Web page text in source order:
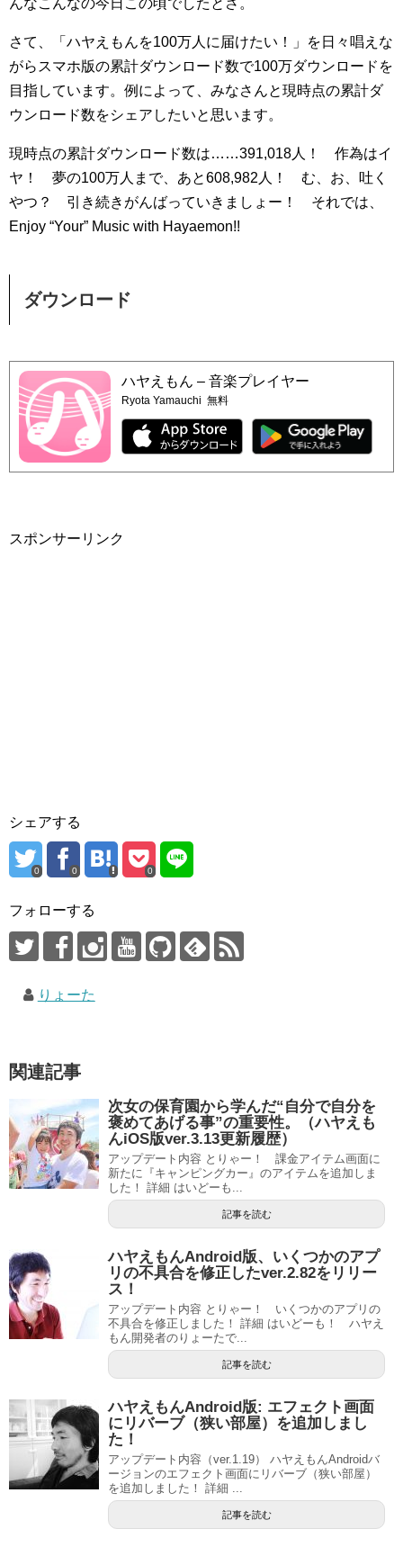
んなこんなの今日この頃でしたとさ。
さて、「ハヤえもんを100万人に届けたい！」を日々唱えな
がらスマホ版の累計ダウンロード数で100万ダウンロードを
目指しています。例によって、みなさんと現時点の累計ダ
ウンロード数をシェアしたいと思います。
現時点の累計ダウンロード数は……391,018人！ 作為はイ
ヤ！ 夢の100万人まで、あと608,982人！ む、お、吐く
やつ？ 引き続きがんばっていきましょー！ それでは、
Enjoy “Your” Music with Hayaemon!!
ダウンロード
ハヤえもん – 音楽プレイヤー
Ryota Yamauchi 無料
スポンサーリンク
シェアする
0 0 0
フォローする
りょーた
関連記事
次女の保育園から学んだ“自分で自分を
褒めてあげる事”の重要性。（ハヤえも
んiOS版ver.3.13更新履歴）
アップデート内容 とりゃー！ 課金アイテム画面に
新たに『キャンピングカー』のアイテムを追加しま
した！ 詳細 はいどーも...
記事を読む
ハヤえもんAndroid版、いくつかのアプ
リの不具合を修正したver.2.82をリリー
ス！
アップデート内容 とりゃー！ いくつかのアプリの
不具合を修正しました！ 詳細 はいどーも！ ハヤえ
もん開発者のりょーたで...
記事を読む
ハヤえもんAndroid版: エフェクト画面
にリバーブ（狭い部屋）を追加しまし
た！
アップデート内容（ver.1.19） ハヤえもんAndroidバ
ージョンのエフェクト画面にリバーブ（狭い部屋）
を追加しました！ 詳細 ...
記事を読む